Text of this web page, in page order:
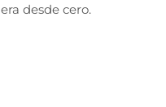
desde cero.